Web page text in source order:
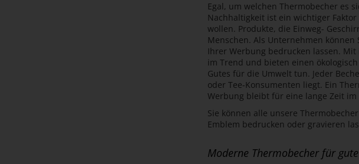
Egal, um welchen Thermobecher es
Nachhaltigkeit ist ein wichtiger
wollen. Produkte, die Einweg-
Menschen. Als Unternehmen
Ihrer Werbung bedrucken lassen.
im Trend und bieten einen
Gutes für die Umwelt tun. Jeder
oder Tee-Konsumenten liegt. Ein
Werbung bleibt für eine lange Zeit im
Sie können alle unsere
Emblem bedrucken oder gravieren
Moderne Thermobecher für